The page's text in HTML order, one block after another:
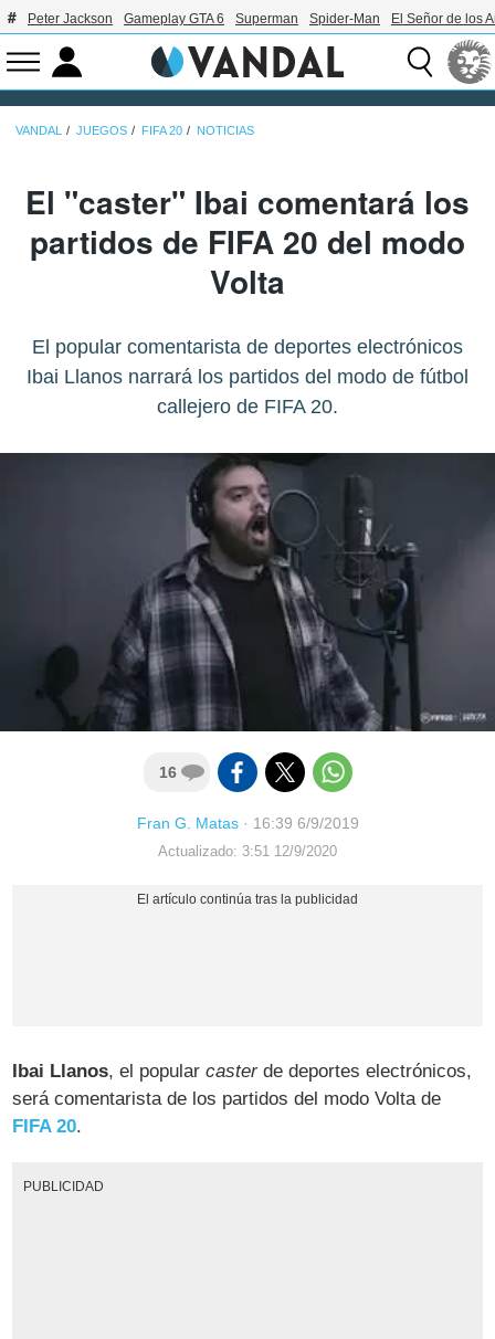
Peter Jackson Gameplay GTA 6 Superman Spider-Man El Señor de los
VANDAL JUEGOS FIFA 20 NOTICIAS
El "caster" Ibai comentará los
partidos de FIFA 20 del modo
Volta
El popular comentarista de deportes electrónicos
Ibai Llanos narrará los partidos del modo de fútbol
callejero de FIFA 20.
16
Fran G. Matas· 16:39 6/9/2019
Actualizado: 3:51 12/9/2020
Ibai Llanos, el popularcasterde deportes electrónicos,
será comentarista de los partidos del modo Volta de
FIFA 20.
PUBLICIDAD